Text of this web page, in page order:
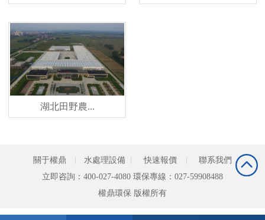
湖北田野農...
關于權鼎 水處理設備 快速報價
聯系我們
立即咨詢：400-027-4080 環保專線：027-59908488
權鼎環保 版權所有